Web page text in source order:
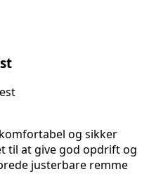
og sikker
til at give god opdrift og
justerbare remme